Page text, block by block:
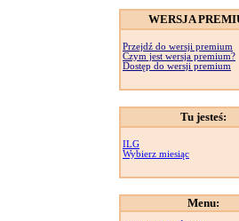
WERSJA
Przejdź do wersji premium
Czym jest wersja premium?
Dostęp do wersji premium
Tu jesteś:
ILG
Wybierz miesiąc
Menu: